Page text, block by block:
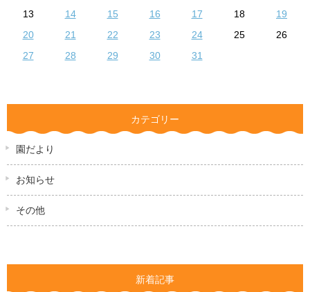
13
14 15 16 17 18
19
20
21 22 23 24 25
26
27
28 29 30 31
カテゴリー
園だより
お知らせ
その他
新着記事